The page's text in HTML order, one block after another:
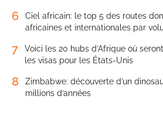
6
Ciel africain: le top 5 des routes
africaines et internationales par
7
Voici les 20 hubs d’Afrique où
les visas pour les États-Unis
8
Zimbabwe: découverte d’un
millions d’années